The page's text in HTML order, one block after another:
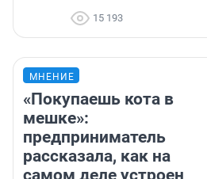
15 193
МНЕНИЕ
«Покупаешь кота в
мешке»:
предприниматель
рассказала, как на
самом деле устроен